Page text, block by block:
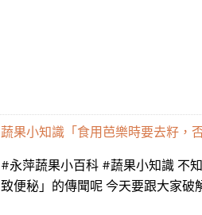
蔬果小知識「食用芭樂時要去籽，
#永萍蔬果小百科 #蔬果小知識 不
致便秘」的傳聞呢 今天要跟大家破